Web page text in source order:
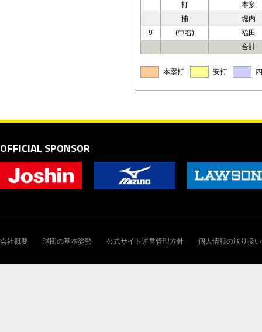
打
本多
捕
堀内
9
(中右)
福田
合計
本塁打 安打
OFFICIAL SPONSOR
会社概要 球団の基本姿勢 公式サイト運営管理方針 個人情報の取り扱い